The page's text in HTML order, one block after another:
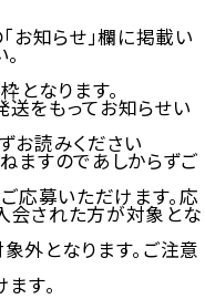
お知らせ」欄に掲載い
となります。
をもってお知らせい
お読みください
ますのであしからずご
応募いただけます。応
会された方が対象とな
外となります。ご注意
す。